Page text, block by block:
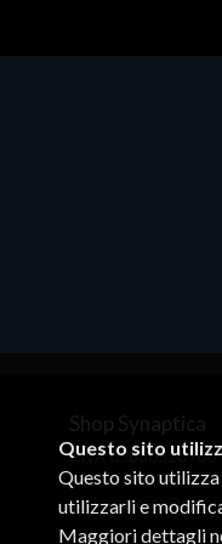
CISCO
Shop Synaptica
P.IVA 05830520960
+39 02 00704272
Questo sito
Questo sito
utilizzarli e
Maggiori dettagli